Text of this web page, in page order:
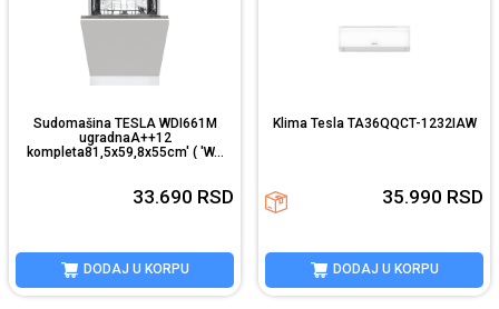
Sudomašina TESLA WDI661M
ugradnaA++12
kompleta81,5x59,8x55cm' ( 'W...
33.690 RSD
DODAJ U KORPU
Klima Tesla TA36QQCT-1232IAW
35.990 RSD
DODAJ U KORPU